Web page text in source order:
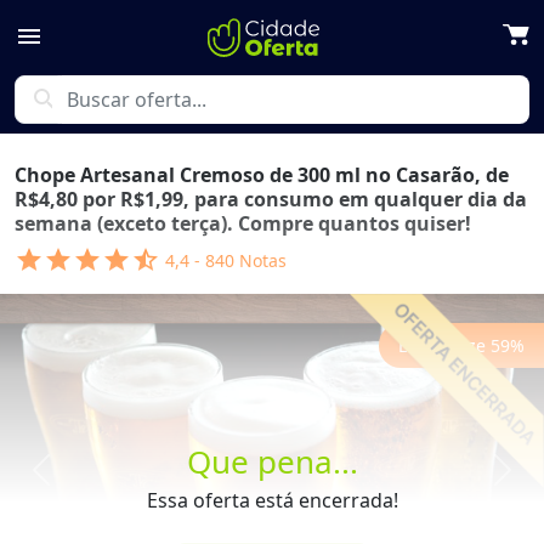
menu
search
Que pena...
Essa oferta está encerrada!
Chope Artesanal Cremoso de 300 ml no Casarão, de
R$4,80 por R$1,99, para consumo em qualquer dia da
semana (exceto terça). Compre quantos quiser!
starstarstarstarstar_half 4,4 - 840 Notas
Economize 59%